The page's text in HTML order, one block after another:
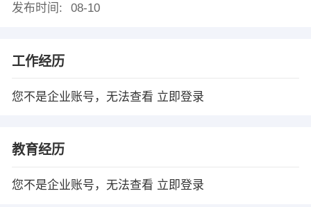
发布时间:
08-10
工作经历
您不是企业账号，无法查看 立即登录
教育经历
您不是企业账号，无法查看 立即登录